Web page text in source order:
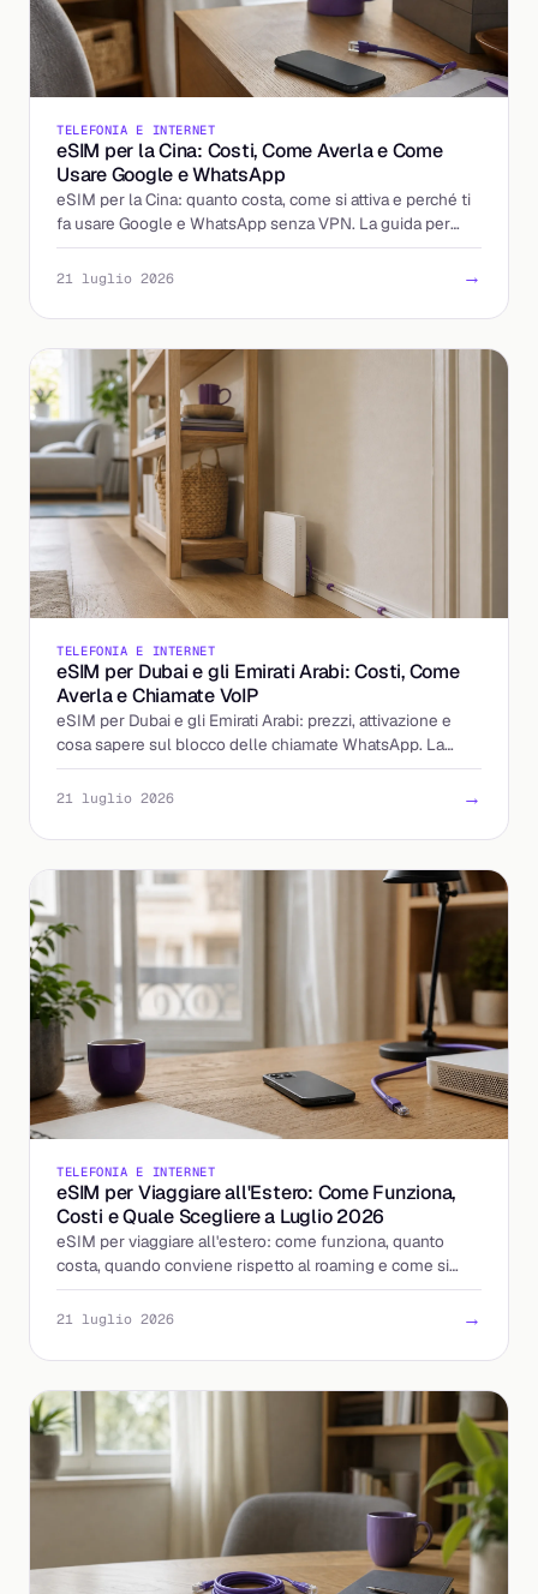
TELEFONIA E INTERNET
eSIM per la Cina: Costi, Come Averla e Come
Usare Google e WhatsApp
eSIM per la Cina: quanto costa, come si attiva e perché ti
fa usare Google e WhatsApp senza VPN. La guida per
partire già connesso.
21 luglio 2026 →
TELEFONIA E INTERNET
eSIM per Dubai e gli Emirati Arabi: Costi, Come
Averla e Chiamate VoIP
eSIM per Dubai e gli Emirati Arabi: prezzi, attivazione e
cosa sapere sul blocco delle chiamate WhatsApp. La
guida per partire preparato.
21 luglio 2026 →
TELEFONIA E INTERNET
eSIM per Viaggiare all'Estero: Come Funziona,
Costi e Quale Scegliere a Luglio 2026
eSIM per viaggiare all'estero: come funziona, quanto
costa, quando conviene rispetto al roaming e come si
attiva. La guida per scegliere bene.
21 luglio 2026 →